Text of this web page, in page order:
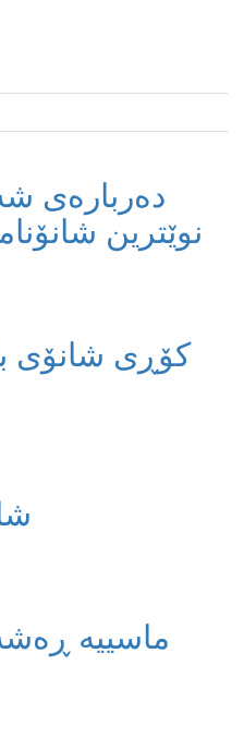
دەربارەی
نوێترین
کۆڕی شانۆی
ماسییه